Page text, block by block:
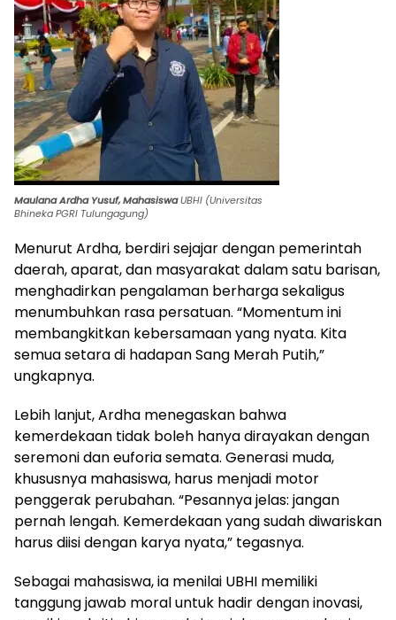
Maulana Ardha Yusuf, MahasiswaUBHI (Universitas
Bhineka PGRI Tulungagung)
Menurut Ardha, berdiri sejajar dengan pemerintah
daerah, aparat, dan masyarakat dalam satu barisan,
menghadirkan pengalaman berharga sekaligus
menumbuhkan rasa persatuan. “Momentum ini
membangkitkan kebersamaan yang nyata. Kita
semua setara di hadapan Sang Merah Putih,”
ungkapnya.
Lebih lanjut, Ardha menegaskan bahwa
kemerdekaan tidak boleh hanya dirayakan dengan
seremoni dan euforia semata. Generasi muda,
khususnya mahasiswa, harus menjadi motor
penggerak perubahan. “Pesannya jelas: jangan
pernah lengah. Kemerdekaan yang sudah diwariskan
harus diisi dengan karya nyata,” tegasnya.
Sebagai mahasiswa, ia menilai UBHI memiliki
tanggung jawab moral untuk hadir dengan inovasi,